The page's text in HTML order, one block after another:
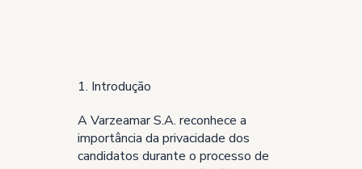
1. Introdução
A Varzeamar S.A. reconhece a
importância da privacidade dos
candidatos durante o processo de